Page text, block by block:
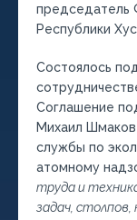
председатель
Республики
Состоялось
Соглашение
Михаил
службы по
атомному
труда и
задач,